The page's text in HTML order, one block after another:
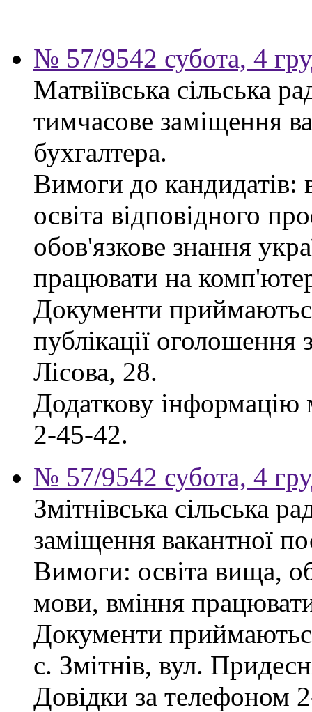
№ 57/9542 субота, 4
Матвіївська сільська
тимчасове заміщення
бухгалтера.
Вимоги до кандидатів:
освіта відповідного
обов'язкове знання
працювати на
Документи
публікації оголошення
Лісова, 28.
Додаткову
2-45-42.
№ 57/9542 субота, 4
Змітнівська сільська
заміщення вакантної
Вимоги: освіта вища,
мови, вміння
Документи
с. Змітнів, вул.
Довідки за телефоном